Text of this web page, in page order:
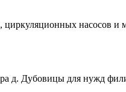
насосов
д. Дубовицы для